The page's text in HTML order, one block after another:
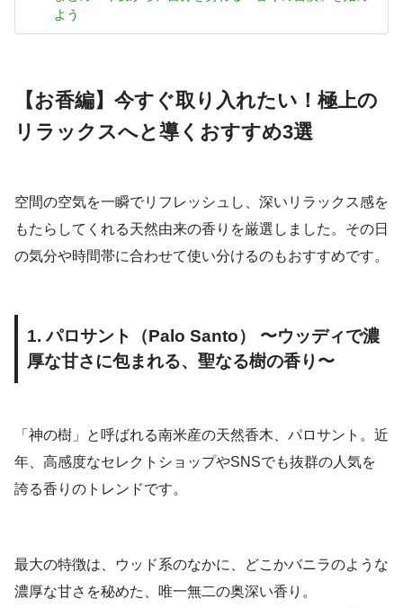
よう
【お香編】今すぐ取り入れたい！極上の
リラックスへと導くおすすめ3選
空間の空気を一瞬でリフレッシュし、深いリラックス感を
もたらしてくれる天然由来の香りを厳選しました。その日
の気分や時間帯に合わせて使い分けるのもおすすめです。
1. パロサント（Palo Santo） 〜ウッディで濃
厚な甘さに包まれる、聖なる樹の香り〜
「神の樹」と呼ばれる南米産の天然香木、パロサント。近
年、高感度なセレクトショップやSNSでも抜群の人気を
誇る香りのトレンドです。
最大の特徴は、ウッド系のなかに、どこかバニラのような
濃厚な甘さを秘めた、唯一無二の奥深い香り。